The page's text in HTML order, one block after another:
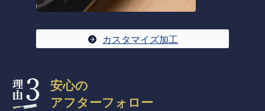
カスタマイズ加工
安心の
アフターフォロー